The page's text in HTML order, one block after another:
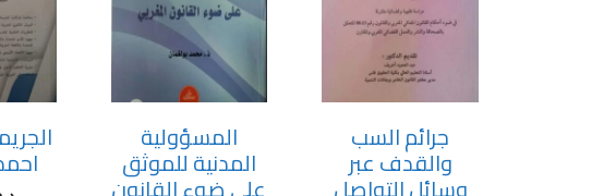
جرائم السب
والقدف عبر
المسؤولية
المدنية للموثق